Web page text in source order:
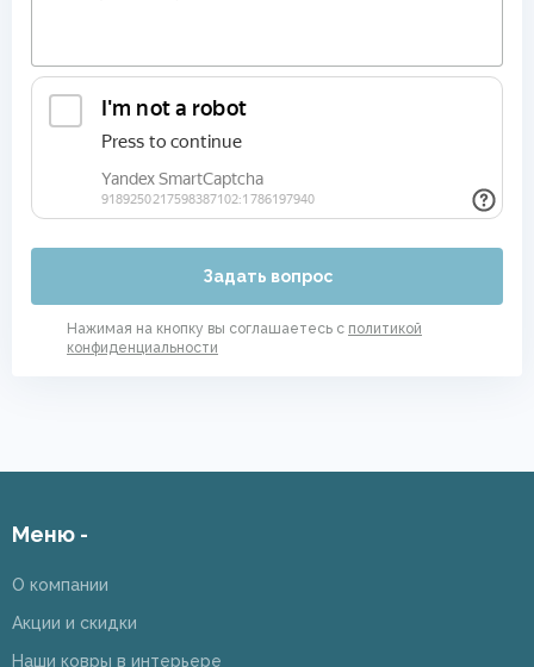
Задать вопрос
Нажимая на кнопку вы соглашаетесь с политикой
конфиденциальности
Меню -
О компании
Акции и скидки
Наши ковры в интерьере